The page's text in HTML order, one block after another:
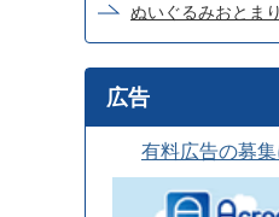
ぬいぐるみおとま
広告
有料広告の募